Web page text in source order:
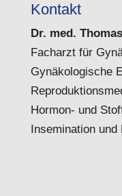
Kontakt
Dr. med.
Facharzt für
Gynäkologische
Hormon- und
Insemination